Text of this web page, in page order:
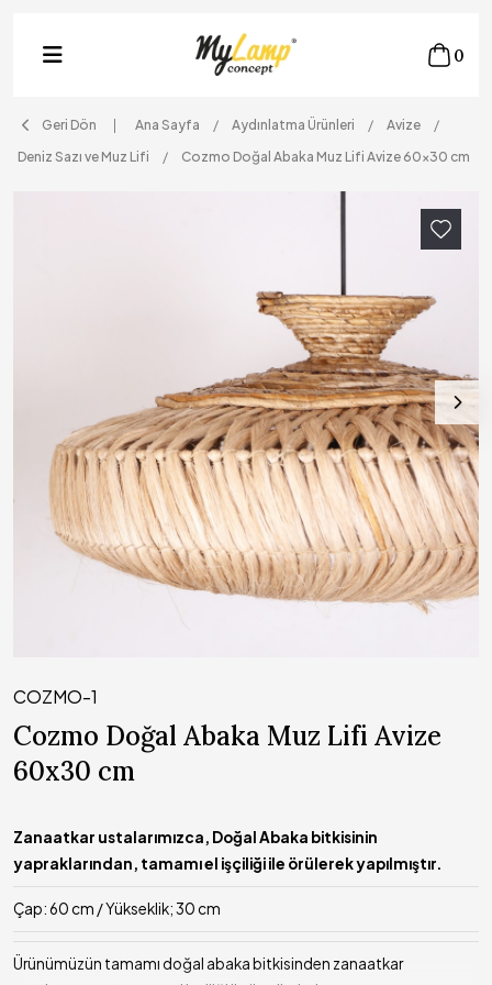
0
Geri Dön Ana Sayfa Aydınlatma Ürünleri
Avize
Deniz Sazı ve Muz Lifi
Cozmo Doğal Abaka Muz Lifi Avize 60x30 cm
COZMO-1
Cozmo Doğal Abaka Muz Lifi Avize
60x30 cm
Zanaatkar ustalarımızca, Doğal Abaka bitkisinin
yapraklarından, tamamı el işçiliği ile örülerek yapılmıştır.
Çap: 60 cm / Yükseklik; 30 cm
Ürünümüzün tamamı doğal abaka bitkisinden zanaatkar